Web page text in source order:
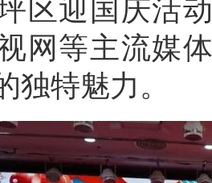
区迎国庆活
网等主流媒
独特魅力。